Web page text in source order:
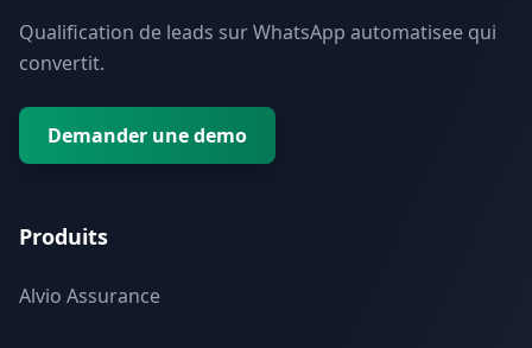
Qualification de leads sur WhatsApp automatisee qui
convertit.
Demander une demo
Produits
Alvio Assurance